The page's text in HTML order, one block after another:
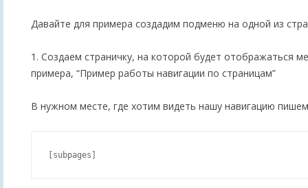
Давайте для примера создадим подменю на одной из
1. Создаем страничку, на которой будет отображаться
примера, “Пример работы навигации по страницам”
В нужном месте, где хотим видеть нашу навигацию